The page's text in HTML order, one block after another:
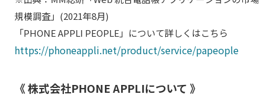
規模調査」(2021年8月)
「PHONE APPLI PEOPLE」について詳しくはこちら
https://phoneappli.net/product/service/papeople
《 株式会社PHONE APPLIについて 》